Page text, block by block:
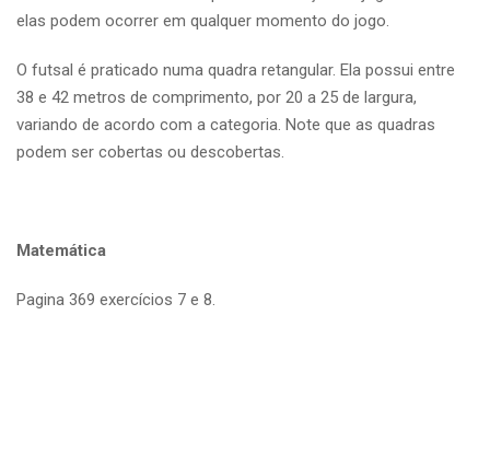
elas podem ocorrer em qualquer momento do jogo.
O futsal é praticado numa quadra retangular. Ela possui entre
38 e 42 metros de comprimento, por 20 a 25 de largura,
variando de acordo com a categoria. Note que as quadras
podem ser cobertas ou descobertas.
Matemática
Pagina 369 exercícios 7 e 8.